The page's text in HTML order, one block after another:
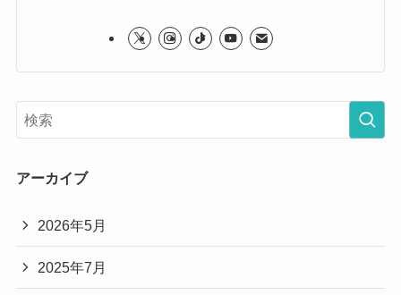
アーカイブ
2026年5月
2025年7月